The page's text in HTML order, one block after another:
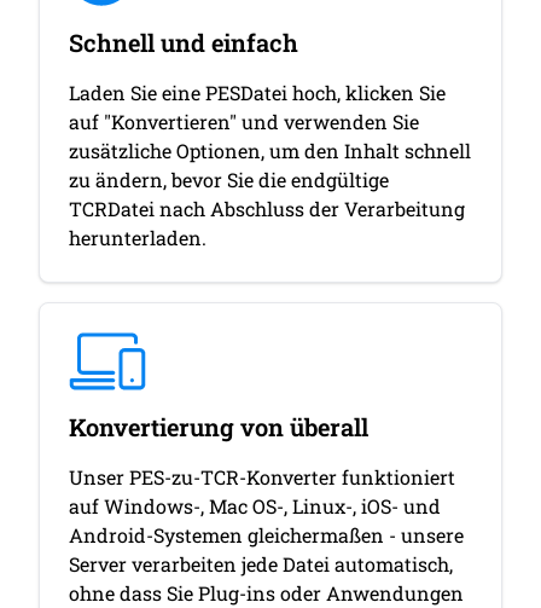
Schnell und einfach
Laden Sie eine PESDatei hoch, klicken Sie
auf "Konvertieren" und verwenden Sie
zusätzliche Optionen, um den Inhalt schnell
zu ändern, bevor Sie die endgültige
TCRDatei nach Abschluss der Verarbeitung
herunterladen.
Konvertierung von überall
Unser PES-zu-TCR-Konverter funktioniert
auf Windows-, Mac OS-, Linux-, iOS- und
Android-Systemen gleichermaßen - unsere
Server verarbeiten jede Datei automatisch,
ohne dass Sie Plug-ins oder Anwendungen